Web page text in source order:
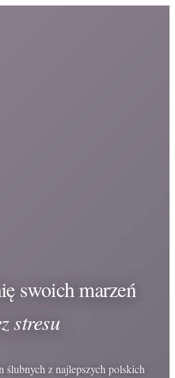
swoich marzeń
stresu
ślubnych z najlepszych polskich